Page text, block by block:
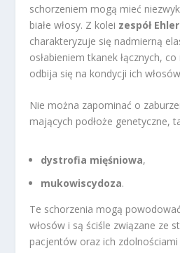
schorzeniem mogą mieć
białe włosy. Z kolei zespół
charakteryzuje się nadmierną
osłabieniem tkanek łącznych,
odbija się na kondycji ich
Nie można zapominać o
mających podłoże genetyczne,
dystrofia mięśniowa,
mukowiscydoza.
Te schorzenia mogą
włosów i są ściśle związane ze
pacjentów oraz ich